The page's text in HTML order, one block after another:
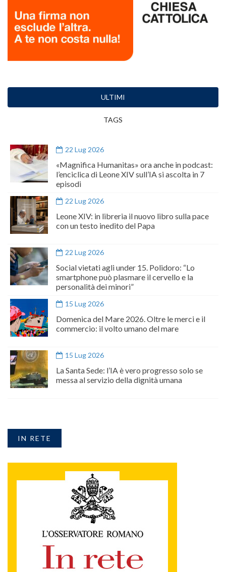
ULTIMI
TAGS
22 Lug 2026
«Magnifica Humanitas» ora anche in podcast:
l’enciclica di Leone XIV sull’IA si ascolta in 7
episodi
22 Lug 2026
Leone XIV: in libreria il nuovo libro sulla pace
con un testo inedito del Papa
22 Lug 2026
Social vietati agli under 15. Polidoro: “Lo
smartphone può plasmare il cervello e la
personalità dei minori”
15 Lug 2026
Domenica del Mare 2026. Oltre le merci e il
commercio: il volto umano del mare
15 Lug 2026
La Santa Sede: l’IA è vero progresso solo se
messa al servizio della dignità umana
IN RETE